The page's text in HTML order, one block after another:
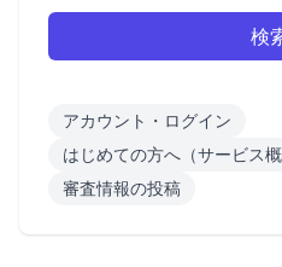
検
アカウント・ログイン
はじめての方へ（サービス概
審査情報の投稿